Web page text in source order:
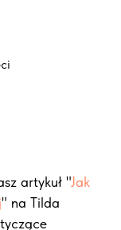
artykuł "Jak
" na Tilda